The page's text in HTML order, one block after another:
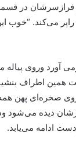
فرازسرشان در
راپر می‌کند. “خوب
آورد وروی پیاله
همین اطراف
روی صخره‌ای پهن
دیده می‌شود
ادامه می‌یابد.